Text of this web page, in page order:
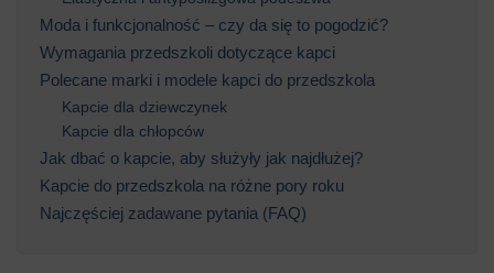
Moda i funkcjonalność – czy da się to pogodzić?
Wymagania przedszkoli dotyczące kapci
Polecane marki i modele kapci do przedszkola
Kapcie dla dziewczynek
Kapcie dla chłopców
Jak dbać o kapcie, aby służyły jak najdłużej?
Kapcie do przedszkola na różne pory roku
Najczęściej zadawane pytania (FAQ)